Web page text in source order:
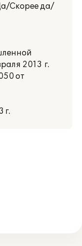
Скорее да/
2013 г.
от
г.